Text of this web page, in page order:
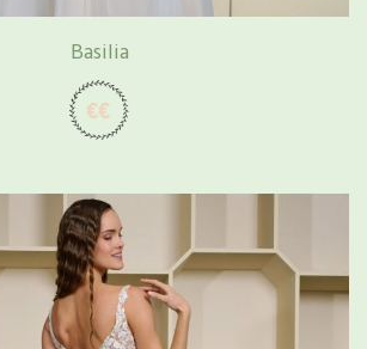
Basilia